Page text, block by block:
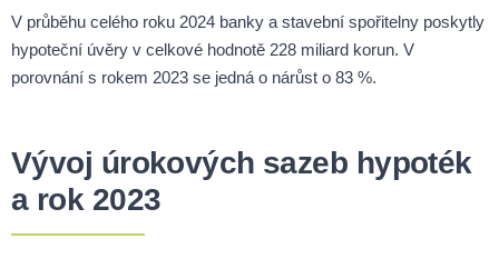
V průběhu celého roku 2024 banky a stavební spořitelny poskytly
hypoteční úvěry v celkové hodnotě 228 miliard korun. V
porovnání s rokem 2023 se jedná o nárůst o 83 %.
Vývoj úrokových sazeb hypoték
a rok 2023